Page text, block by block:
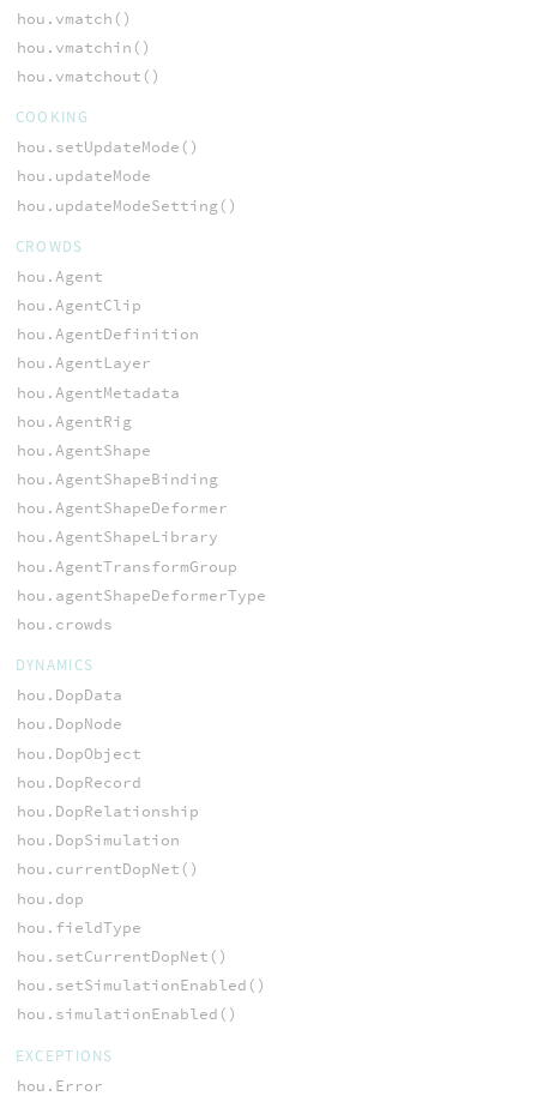
hou.vmatch()
hou.vmatchin()
hou.vmatchout()
COOKING
hou.setUpdateMode()
hou.updateMode
hou.updateModeSetting()
CROWDS
hou.Agent
hou.AgentClip
hou.AgentDefinition
hou.AgentLayer
hou.AgentMetadata
hou.AgentRig
hou.AgentShape
hou.AgentShapeBinding
hou.AgentShapeDeformer
hou.AgentShapeLibrary
hou.AgentTransformGroup
hou.agentShapeDeformerType
hou.crowds
DYNAMICS
hou.DopData
hou.DopNode
hou.DopObject
hou.DopRecord
hou.DopRelationship
hou.DopSimulation
hou.currentDopNet()
hou.dop
hou.fieldType
hou.setCurrentDopNet()
hou.setSimulationEnabled()
hou.simulationEnabled()
EXCEPTIONS
hou.Error